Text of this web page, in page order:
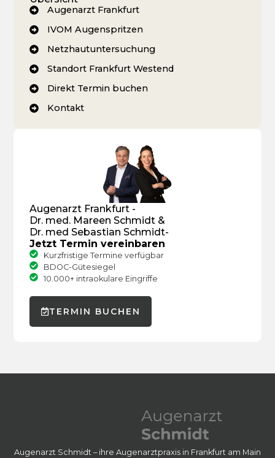
Augenarzt Frankfurt
IVOM Augenspritzen
Netzhautuntersuchung
Standort Frankfurt Westend
Direkt Termin buchen
Kontakt
Augenarzt Frankfurt -
Dr. med. Mareen Schmidt &
Dr. med Sebastian Schmidt-
Jetzt Termin vereinbaren
Kurzfristige Termine verfügbar
BDOC-Gütesiegel
10.000+ intraokulare Eingriffe
TERMIN BUCHEN
Augenarzt Schmidt – ihre Augenarztpraxis in Frankfurt am Main